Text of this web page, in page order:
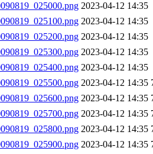
2023-04-12 14:35
2023-04-12 14:35
2023-04-12 14:35
2023-04-12 14:35
2023-04-12 14:35
2023-04-12 14:35
2023-04-12 14:35
2023-04-12 14:35
2023-04-12 14:35
2023-04-12 14:35